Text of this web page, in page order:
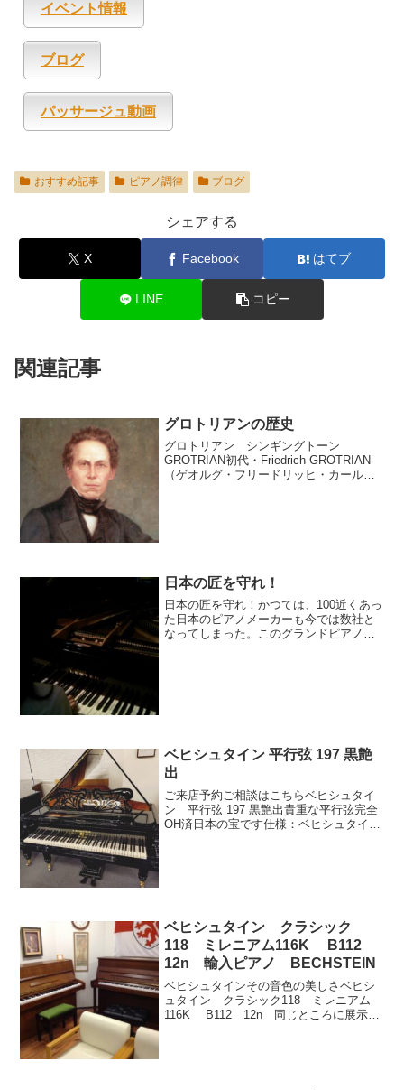
イベント情報
ブログ
パッサージュ動画
おすすめ記事 ピアノ調律 ブログ
シェアする
X Facebook はてブ
LINE コピー
関連記事
グロトリアンの歴史
グロトリアン シンギングトーン
GROTRIAN初代・Friedrich GROTRIAN
（ゲオルグ・フリードリッヒ・カール・
日本の匠を守れ！
日本の匠を守れ！かつては、100近くあっ
た日本のピアノメーカーも今では数社と
なってしまった。このグランドピアノは
ベヒシュタイン 平行弦 197 黒艶
出
ご来店予約ご相談はこちらベヒシュタイ
ン 平行弦 197 黒艶出貴重な平行弦完全
OH済日本の宝です仕様：ベヒシュタイ
ベヒシュタイン クラシック
118 ミレニアム116K B112
12n 輸入ピアノ BECHSTEIN
ベヒシュタインその音色の美しさベヒシ
ュタイン クラシック118 ミレニアム
116K B112 12n 同じところに展示